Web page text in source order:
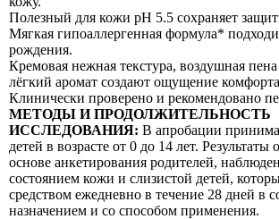
Полезный для кожи рН 5.5 сохраняет
Мягкая гипоаллергенная формула*
рождения.
Кремовая нежная текстура, воздушная
лёгкий аромат создают ощущение
Клинически проверено и рекомендовано
МЕТОДЫ И ПРОДОЛЖИТЕЛЬНОСТЬ
ИССЛЕДОВАНИЯ: В апробации
детей в возрасте от 0 до 14 лет. Результаты
основе анкетирования родителей,
состоянием кожи и слизистой детей,
средством ежедневно в течение 28 дней в
назначением и со способом применения.